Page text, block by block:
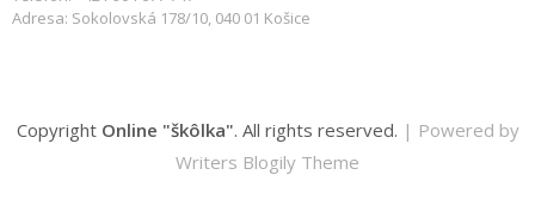
Adresa: Sokolovská 178/10, 040 01 Košice
Copyright Online "škôlka". All rights reserved. | Powered by
Writers Blogily Theme